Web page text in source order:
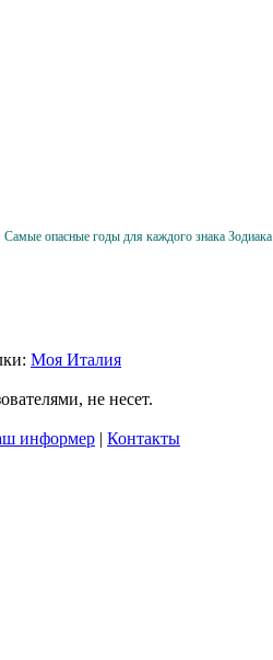
Самые опасные годы для каждого знака Зодиака
Моя Италия
не несет.
информер | Контакты